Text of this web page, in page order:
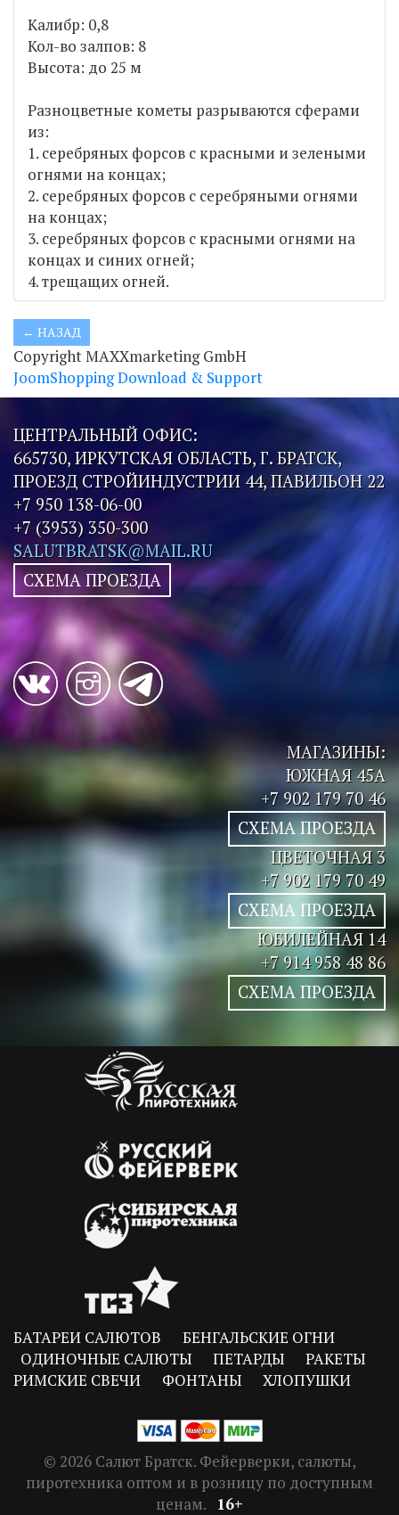
Калибр: 0,8
Кол-во залпов: 8
Высота: до 25 м
Разноцветные кометы разрываются сферами
из:
1. серебряных форсов с красными и зелеными
огнями на концах;
2. серебряных форсов с серебряными огнями
на концах;
3. серебряных форсов с красными огнями на
концах и синих огней;
4. трещащих огней.
Copyright MAXXmarketing GmbH
JoomShopping Download & Support
ЦЕНТРАЛЬНЫЙ ОФИС:
665730, ИРКУТСКАЯ ОБЛАСТЬ, Г. БРАТСК,
ПРОЕЗД СТРОЙИНДУСТРИИ 44, ПАВИЛЬОН 22
+7 950 138-06-00
+7 (3953) 350-300
SALUTBRATSK@MAIL.RU
СХЕМА ПРОЕЗДА
МАГАЗИНЫ:
ЮЖНАЯ 45А
+7 902 179 70 46
СХЕМА ПРОЕЗДА
ЦВЕТОЧНАЯ 3
+7 902 179 70 49
СХЕМА ПРОЕЗДА
ЮБИЛЕЙНАЯ 14
+7 914 958 48 86
СХЕМА ПРОЕЗДА
БАТАРЕИ САЛЮТОВ
БЕНГАЛЬСКИЕ ОГНИ
ОДИНОЧНЫЕ САЛЮТЫ
ПЕТАРДЫ
РАКЕТЫ
РИМСКИЕ СВЕЧИ
ФОНТАНЫ ХЛОПУШКИ
© 2026 Салют Братск. Фейерверки, салюты,
пиротехника оптом и в розницу по доступным
ценам. 16+